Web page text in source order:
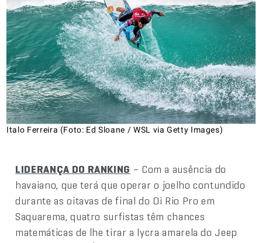
Italo Ferreira (Foto: Ed Sloane / WSL via Getty Images)
LIDERANÇA DO RANKING – Com a ausência do
havaiano, que terá que operar o joelho contundido
durante as oitavas de final do Oi Rio Pro em
Saquarema, quatro surfistas têm chances
matemáticas de lhe tirar a lycra amarela do Jeep